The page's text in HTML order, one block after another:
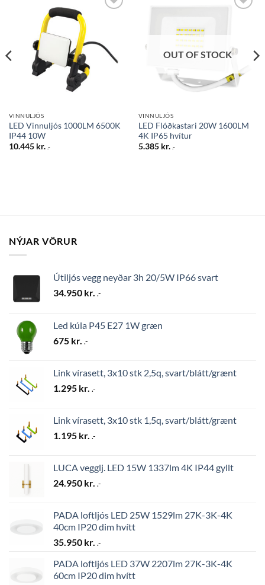
VINNULJÓS
LED Vinnuljós 1000LM 6500K
IP44 10W
10.445 kr. .-
OUT OF STOCK
VINNULJÓS
LED Flóðkastari 20W 1600LM
4K IP65 hvítur
5.385 kr. .-
NÝJAR VÖRUR
Útiljós vegg neyðar 3h 20/5W IP66 svart
34.950 kr. .-
Led kúla P45 E27 1W græn
675 kr. .-
Link vírasett, 3x10 stk 2,5q, svart/blátt/grænt
1.295 kr. .-
Link vírasett, 3x10 stk 1,5q, svart/blátt/grænt
1.195 kr. .-
LUCA vegglj. LED 15W 1337lm 4K IP44 gyllt
24.950 kr. .-
PADA loftljós LED 25W 1529lm 27K-3K-4K
40cm IP20 dim hvítt
35.950 kr. .-
PADA loftljós LED 37W 2207lm 27K-3K-4K
60cm IP20 dim hvítt